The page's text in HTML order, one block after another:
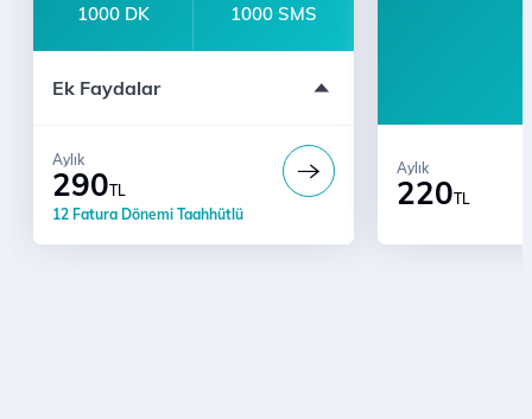
1000 DK 1000 SMS
Ek Faydalar
Bi' Dünya Fırsat
12 Fatura Dönemi Taahhütlü
290TL
Aylık
220TL
Aylık